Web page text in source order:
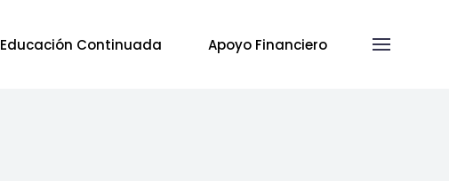
Educación Continuada Apoyo Financiero